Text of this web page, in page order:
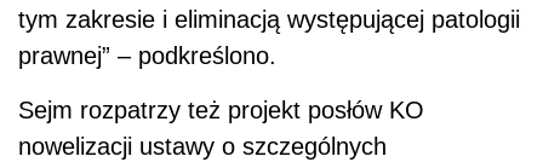
tym zakresie i eliminacją występującej patologii
prawnej” – podkreślono.
Sejm rozpatrzy też projekt posłów KO
nowelizacji ustawy o szczególnych